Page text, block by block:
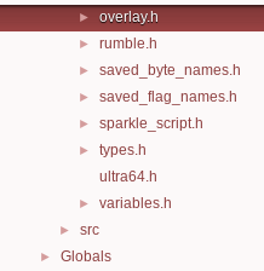
► overlay.h
► rumble.h
► saved_byte_names.h
► saved_flag_names.h
► sparkle_script.h
►
types.h
ultra64.h
► variables.h
► src
► Globals